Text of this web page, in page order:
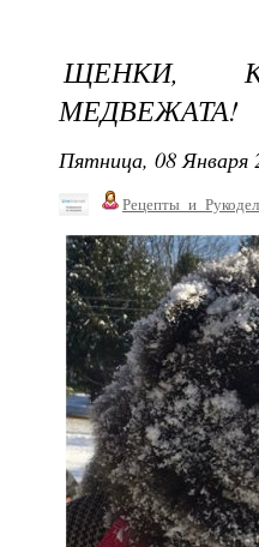
ЩЕНКИ,
МЕДВЕЖАТА!
Пятница, 08 Января